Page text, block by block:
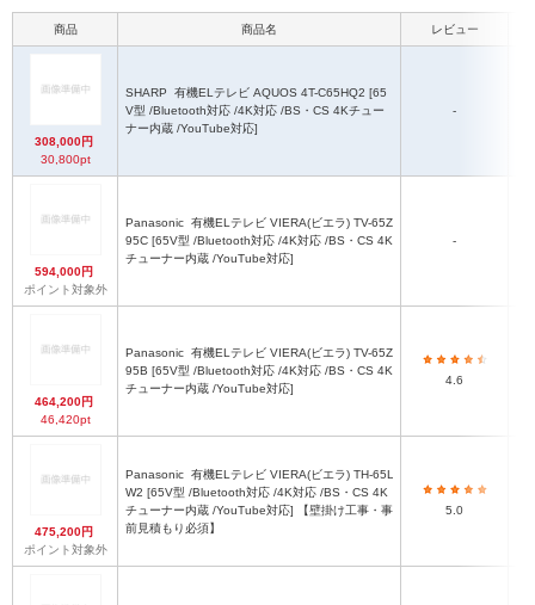
商品 商品名 レビュー
308,000円
30,800pt
SHARP
V型 /Bluetooth対応 /4K対応 /BS・CS 4Kチュー
ナー内蔵 /YouTube対応]
-
594,000円
ポイント対象外
Panasonic
95C [65V型 /Bluetooth対応 /4K対応 /BS・CS 4K
チューナー内蔵 /YouTube対応]
-
464,200円
46,420pt
Panasonic
95B [65V型 /Bluetooth対応 /4K対応 /BS・CS 4K
チューナー内蔵 /YouTube対応]
4.6
475,200円
ポイント対象外
Panasonic
W2 [65V型 /Bluetooth対応 /4K対応 /BS・CS 4K
チューナー内蔵 /YouTube対応] 【壁掛け工事・事
前見積もり必須】
5.0